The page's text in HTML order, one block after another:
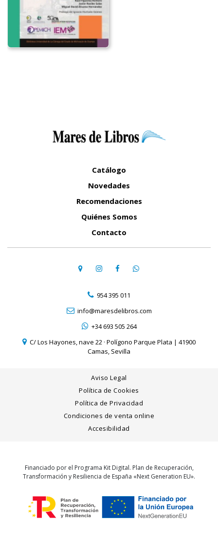
Catálogo
Novedades
Recomendaciones
Quiénes Somos
Contacto
954 395 011
info@maresdelibros.com
+34 693 505 264
C/ Los Hayones, nave 22 · Polígono Parque Plata | 41900
Camas, Sevilla
Aviso Legal
Política de Cookies
Política de Privacidad
Condiciones de venta online
Accesibilidad
Financiado por el Programa Kit Digital. Plan de Recuperación,
Transformación y Resiliencia de España «Next Generation EU».